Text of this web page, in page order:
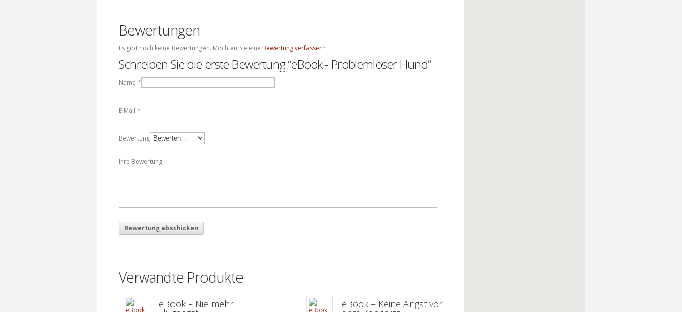
Bewertungen
Es gibt noch keine Bewertungen. Möchten Sie eine Bewertung verfassen?
Schreiben Sie die erste Bewertung “eBook - Problemlöser Hund”
Name *
E-Mail *
Bewertung
Ihre Bewertung
Verwandte Produkte
eBook – Nie mehr eBook – Keine Angst vor